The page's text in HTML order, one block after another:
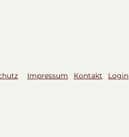
Impressum Kontakt Login